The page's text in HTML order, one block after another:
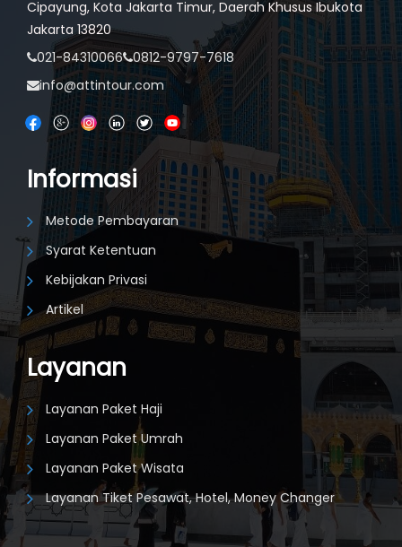
Cipayung, Kota Jakarta Timur, Daerah Khusus Ibukota
Jakarta 13820
021-84310066 0812-9797-7618
info@attintour.com
Informasi
Metode Pembayaran
Syarat Ketentuan
Kebijakan Privasi
Artikel
Layanan
Layanan Paket Haji
Layanan Paket Umrah
Layanan Paket Wisata
Layanan Tiket Pesawat, Hotel, Money Changer